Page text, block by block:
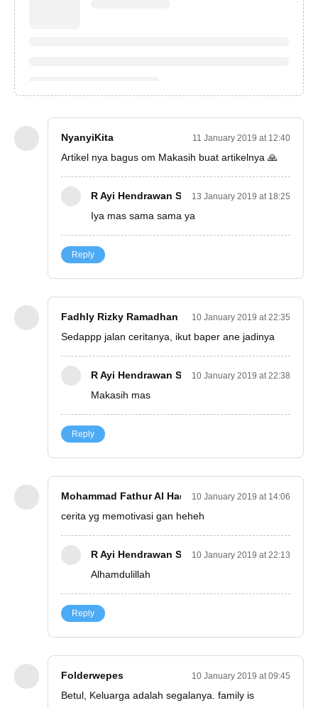
NyanyiKita 11 January 2019 at 12:40
Artikel nya bagus om Makasih buat artikelnya 🙏
R Ayi Hendrawan S 13 January 2019 at 18:25
Iya mas sama sama ya
Reply
Fadhly Rizky Ramadhan 10 January 2019 at 22:35
Sedappp jalan ceritanya, ikut baper ane jadinya
R Ayi Hendrawan S 10 January 2019 at 22:38
Makasih mas
Reply
Mohammad Fathur Al Hadi 10 January 2019 at 14:06
cerita yg memotivasi gan heheh
R Ayi Hendrawan S 10 January 2019 at 22:13
Alhamdulillah
Reply
Folderwepes 10 January 2019 at 09:45
Betul, Keluarga adalah segalanya. family is